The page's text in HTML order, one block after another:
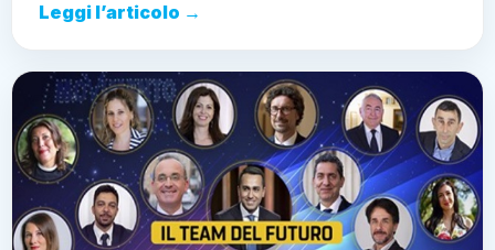
Leggi l’articolo →